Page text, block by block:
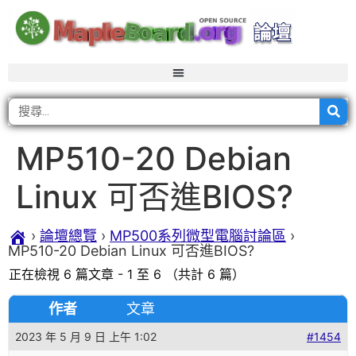
MP510-20 Debian
Linux 可否進BIOS?
› 論壇總覽 › MP500系列微型電腦討論區 ›
MP510-20 Debian Linux 可否進BIOS?
正在檢視 6 篇文章 - 1 至 6 （共計 6 篇）
作者 文章
2023 年 5 月 9 日 上午 1:02 #1454